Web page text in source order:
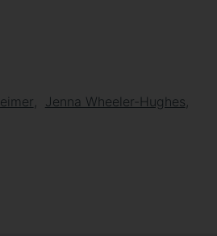
Jenna Wheeler-Hughes